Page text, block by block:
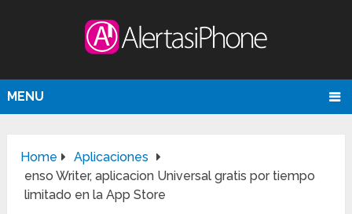
MENU
Home
Aplicaciones
enso Writer, aplicacion Universal gratis por tiempo
limitado en la App Store